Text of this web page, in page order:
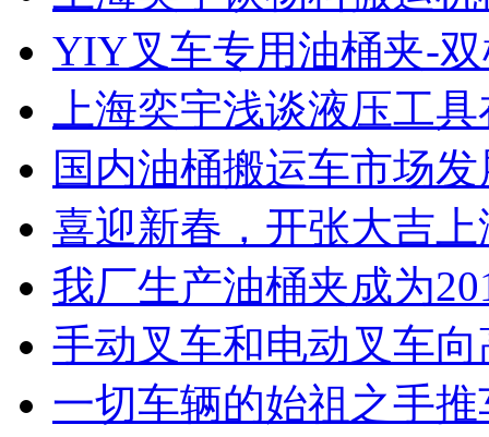
YIY叉车专用油桶夹-
上海奕宇浅谈液压工
国内油桶搬运车市场
喜迎新春，开张大吉
我厂生产油桶夹成为
手动叉车和电动叉车
一切车辆的始祖之手